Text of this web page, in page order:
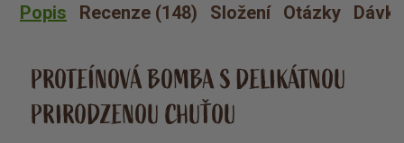
Popis Recenze (148) Složení Otázky
PROTEÍNOVÁ BOMBA S DELIKÁTNOU
PRIRODZENOU CHUŤOU